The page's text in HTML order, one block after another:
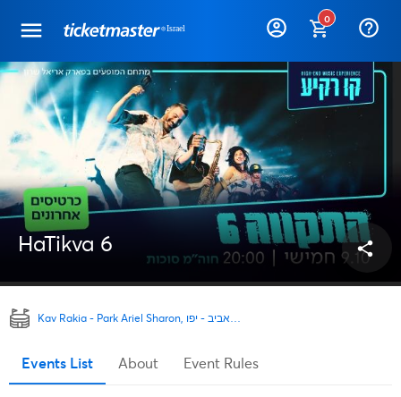
0 help_outline
HaTikva 6 share
Kav Rakia - Park Ariel Sharon, תל אביב - יפו
Events List About Event Rules